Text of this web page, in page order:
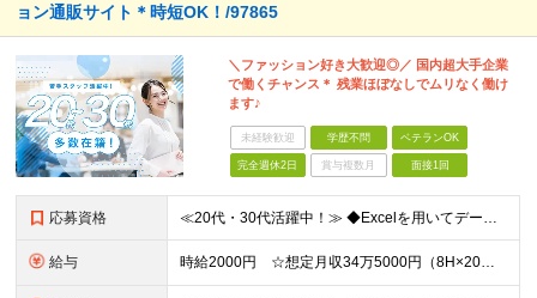
ョン通販サイト＊時短OK！/97865
＼ファッション好き大歓迎◎／ 国内超大手企業
で働くチャンス＊ 残業ほぼなしでムリなく働け
ます♪
未経験歓迎 学歴不問 ベテランOK
完全週休2日 賞与複数月 面接1回
応募資格 ≪20代・30代活躍中！≫ ◆Excelを用いてデータ集計、抽出の実務経験がある方 ◆タスク管理ツールの使用経験がある方 ※ブランクがある方やこれまでのご経験に自信がない方も、まずはお気軽にご応募く
給与 時給2000円 ☆想定月収34万5000円（8H×20日+残業10H） ※交通費全額支給 ※在宅日数に応じて、在宅勤務手当あり